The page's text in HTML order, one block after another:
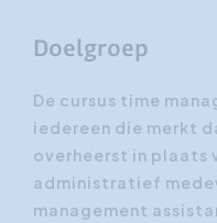
Doelgroep
De cursus time
iedereen die merkt
overheerst in plaats
administratief
management